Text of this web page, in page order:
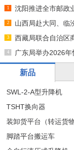
沈阳推进全市邮政
山西局赴大同、临
西藏局联合自治区
进会广东局举办2026
新品
SWL-2-A型升降机
TSHT换向器
装卸货平台（转运货物
脚踏平台搬运车